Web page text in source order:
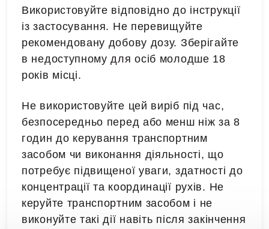
Використовуйте відповідно до інструкції
із застосування. Не перевищуйте
рекомендовану добову дозу. Зберігайте
в недоступному для осіб молодше 18
років місці.
Не використовуйте цей виріб під час,
безпосередньо перед або менш ніж за 8
годин до керування транспортним
засобом чи виконання діяльності, що
потребує підвищеної уваги, здатності до
концентрації та координації рухів. Не
керуйте транспортним засобом і не
виконуйте такі дії навіть після закінчення